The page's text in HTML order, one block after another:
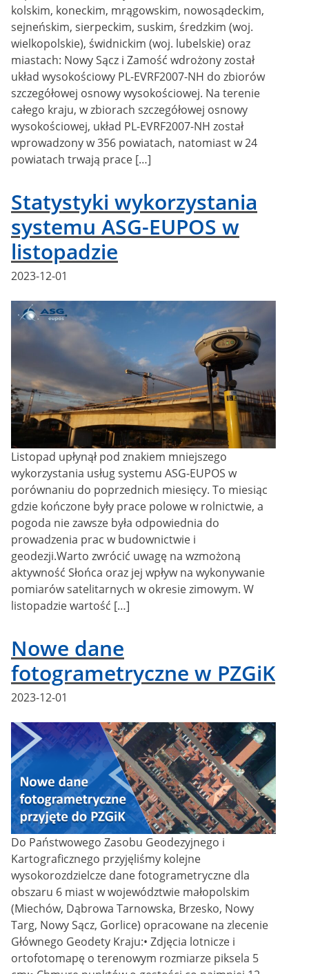
kolskim, koneckim, mrągowskim, nowosądeckim,
sejneńskim, sierpeckim, suskim, średzkim (woj.
wielkopolskie), świdnickim (woj. lubelskie) oraz
miastach: Nowy Sącz i Zamość wdrożony został
układ wysokościowy PL-EVRF2007-NH do zbiorów
szczegółowej osnowy wysokościowej. Na terenie
całego kraju, w zbiorach szczegółowej osnowy
wysokościowej, układ PL-EVRF2007-NH został
wprowadzony w 356 powiatach, natomiast w 24
powiatach trwają prace […]
Statystyki wykorzystania
systemu ASG-EUPOS w
listopadzie
Posted
2023-12-01
Listopad upłynął pod znakiem mniejszego
wykorzystania usług systemu ASG-EUPOS w
porównaniu do poprzednich miesięcy. To miesiąc
gdzie kończone były prace polowe w rolnictwie, a
pogoda nie zawsze była odpowiednia do
prowadzenia prac w budownictwie i
geodezji.Warto zwrócić uwagę na wzmożoną
aktywność Słońca oraz jej wpływ na wykonywanie
pomiarów satelitarnych w okresie zimowym. W
listopadzie wartość […]
Nowe dane
fotogrametryczne w PZGiK
Posted
2023-12-01
Do Państwowego Zasobu Geodezyjnego i
Kartograficznego przyjęliśmy kolejne
wysokorozdzielcze dane fotogrametryczne dla
obszaru 6 miast w województwie małopolskim
(Miechów, Dąbrowa Tarnowska, Brzesko, Nowy
Targ, Nowy Sącz, Gorlice) opracowane na zlecenie
Głównego Geodety Kraju:• Zdjęcia lotnicze i
ortofotomapę o terenowym rozmiarze piksela 5